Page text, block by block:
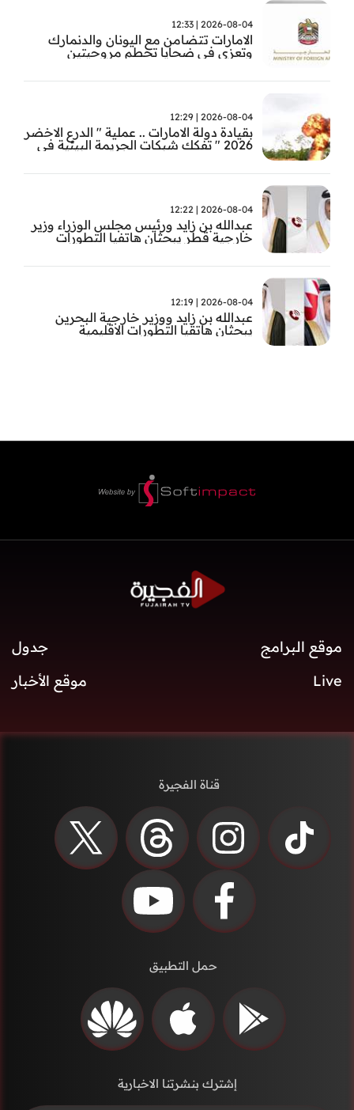
2026-08-04 | 12:33
الامارات تتضامن مع اليونان والدنمارك
وتعزي في ضحايا تحطم مروحيتين
2026-08-04 | 12:29
بقيادة دولة الامارات .. عملية " الدرع الاخضر
2026 " تفكك شبكات الجريمة البيئية في
2026-08-04 | 12:22
عبدالله بن زايد ورئيس مجلس الوزراء وزير
خارجية قطر يبحثان هاتفيا التطورات
2026-08-04 | 12:19
عبدالله بن زايد ووزير خارجية البحرين
يبحثان هاتقيا التطورات الاقليمية
موقع البرامج
جدول
Live
موقع الأخبار
قناة الفجيرة
حمل التطبيق
إشترك بنشرتنا الاخبارية